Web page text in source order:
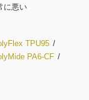
悪い
TPU95 /
PA6-CF /